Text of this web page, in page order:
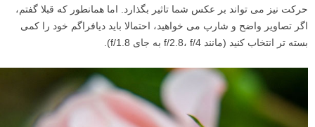
حرکت نیز می تواند بر عکس شما تاثیر بگذارد. اما همانطور که قبلا گفتم،
اگر تصاویر واضح و شارپ می خواهید، احتمالا باید دیافراگم خود را کمی
بسته تر انتخاب کنید (مانند f/2.8، f/4 به جای f/1.8).